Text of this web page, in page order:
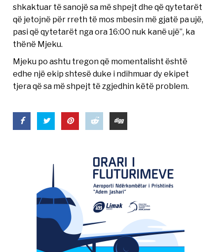
shkaktuar të sanojë sa më shpejt dhe që qytetarët
që jetojnë për rreth të mos mbesin më gjatë pa ujë,
pasi që qytetarët nga ora 16:00 nuk kanë ujë”, ka
thënë Mjeku.
Mjeku po ashtu tregon që momentalisht është
edhe një ekip shtesë duke i ndihmuar dy ekipet
tjera që sa më shpejt të zgjedhin këtë problem.